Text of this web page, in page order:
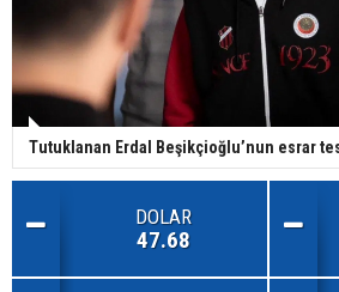
Tutuklanan Erdal Beşikçioğlu’nun esrar
DOLAR
47.68